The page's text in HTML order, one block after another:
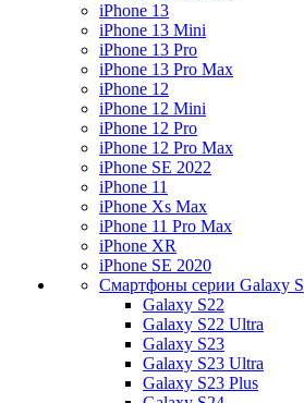
iPhone 13
iPhone 13 Mini
iPhone 13 Pro
iPhone 13 Pro Max
iPhone 12
iPhone 12 Mini
iPhone 12 Pro
iPhone 12 Pro Max
iPhone SE 2022
iPhone 11
iPhone Xs Max
iPhone 11 Pro Max
iPhone XR
iPhone SE 2020
Смартфоны серии Galaxy S
Galaxy S22
Galaxy S22 Ultra
Galaxy S23
Galaxy S23 Ultra
Galaxy S23 Plus